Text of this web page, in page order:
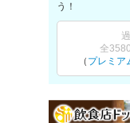
う！
全
（ プレミア